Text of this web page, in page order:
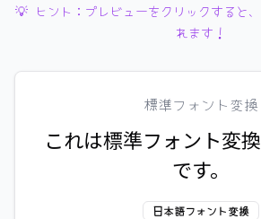
💡 ヒント：プレビューをクリックすると
れます！
標準フォント変換
これは標準フォント変
です。
日本語フォント変換